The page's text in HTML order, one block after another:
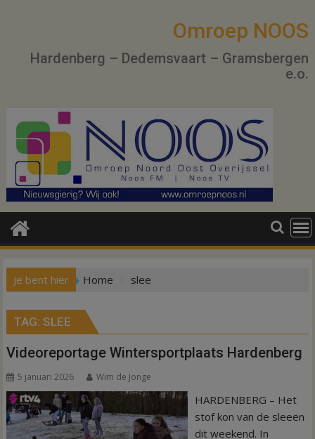
Omroep NOOS
Hardenberg – Dedemsvaart – Gramsbergen
e.o.
Je bent hier Home slee
TAG:SLEE
Videoreportage Wintersportplaats Hardenberg
5 januari 2026 Wim de Jonge
HARDENBERG – Het
stof kon van de sleeën
dit weekend. In